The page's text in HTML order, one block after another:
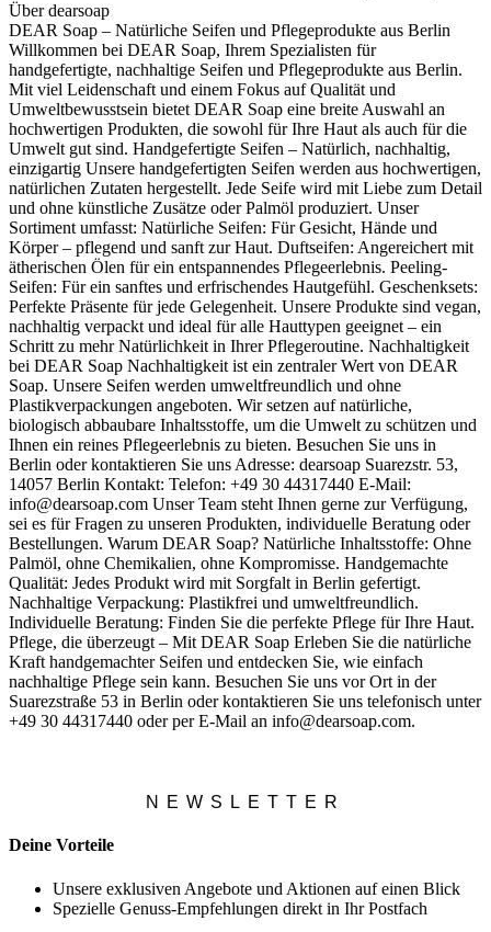
Über dearsoap
DEAR Soap – Natürliche Seifen und Pflegeprodukte aus Berlin
Willkommen bei DEAR Soap, Ihrem Spezialisten für
handgefertigte, nachhaltige Seifen und Pflegeprodukte aus Berlin.
Mit viel Leidenschaft und einem Fokus auf Qualität und
Umweltbewusstsein bietet DEAR Soap eine breite Auswahl an
hochwertigen Produkten, die sowohl für Ihre Haut als auch für die
Umwelt gut sind. Handgefertigte Seifen – Natürlich, nachhaltig,
einzigartig Unsere handgefertigten Seifen werden aus hochwertigen,
natürlichen Zutaten hergestellt. Jede Seife wird mit Liebe zum Detail
und ohne künstliche Zusätze oder Palmöl produziert. Unser
Sortiment umfasst: Natürliche Seifen: Für Gesicht, Hände und
Körper – pflegend und sanft zur Haut. Duftseifen: Angereichert mit
ätherischen Ölen für ein entspannendes Pflegeerlebnis. Peeling-
Seifen: Für ein sanftes und erfrischendes Hautgefühl. Geschenksets:
Perfekte Präsente für jede Gelegenheit. Unsere Produkte sind vegan,
nachhaltig verpackt und ideal für alle Hauttypen geeignet – ein
Schritt zu mehr Natürlichkeit in Ihrer Pflegeroutine. Nachhaltigkeit
bei DEAR Soap Nachhaltigkeit ist ein zentraler Wert von DEAR
Soap. Unsere Seifen werden umweltfreundlich und ohne
Plastikverpackungen angeboten. Wir setzen auf natürliche,
biologisch abbaubare Inhaltsstoffe, um die Umwelt zu schützen und
Ihnen ein reines Pflegeerlebnis zu bieten. Besuchen Sie uns in
Berlin oder kontaktieren Sie uns Adresse: dearsoap Suarezstr. 53,
14057 Berlin Kontakt: Telefon: +49 30 44317440 E-Mail:
info@dearsoap.com Unser Team steht Ihnen gerne zur Verfügung,
sei es für Fragen zu unseren Produkten, individuelle Beratung oder
Bestellungen. Warum DEAR Soap? Natürliche Inhaltsstoffe: Ohne
Palmöl, ohne Chemikalien, ohne Kompromisse. Handgemachte
Qualität: Jedes Produkt wird mit Sorgfalt in Berlin gefertigt.
Nachhaltige Verpackung: Plastikfrei und umweltfreundlich.
Individuelle Beratung: Finden Sie die perfekte Pflege für Ihre Haut.
Pflege, die überzeugt – Mit DEAR Soap Erleben Sie die natürliche
Kraft handgemachter Seifen und entdecken Sie, wie einfach
nachhaltige Pflege sein kann. Besuchen Sie uns vor Ort in der
Suarezstraße 53 in Berlin oder kontaktieren Sie uns telefonisch unter
+49 30 44317440 oder per E-Mail an info@dearsoap.com.
NEWSLETTER
Deine Vorteile
Unsere exklusiven Angebote und Aktionen auf einen Blick
Spezielle Genuss-Empfehlungen direkt in Ihr Postfach